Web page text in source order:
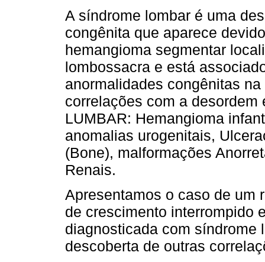
A síndrome lombar é uma
congênita que aparece
hemangioma segmentar
lombossacra e está
anormalidades congênitas
correlações com a
LUMBAR: Hemangioma
anomalias urogenitais,
(Bone), malformações
Renais.
Apresentamos o caso de um
de crescimento interrompido
diagnosticada com síndrome
descoberta de outras